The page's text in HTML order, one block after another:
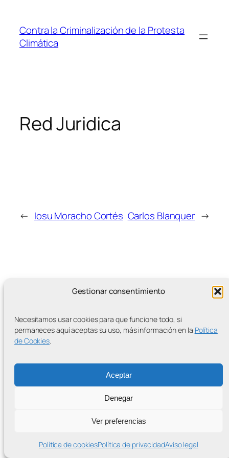
Gestionar consentimiento
Necesitamos usar cookies para que funcione todo, si
permaneces aquí aceptas su uso, más información en la Política
de Cookies.
Aceptar
Denegar
Ver preferencias
Política de cookiesPolítica de privacidadAviso legal
contenido
Contra la Criminalización de la Protesta
Climática
Red Juridica
← Iosu Moracho Cortés Carlos Blanquer →
MÁS ENTRADAS
Contra la Criminalización de la Protesta Climática
Proudly powered byWordPress